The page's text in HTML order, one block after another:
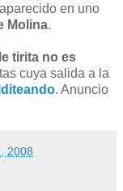
en uno
Molina.
tirita no es
cuya salida a la
. Anuncio
2008